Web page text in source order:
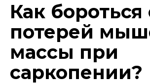
Как бороться
потерей
массы при
саркопении?